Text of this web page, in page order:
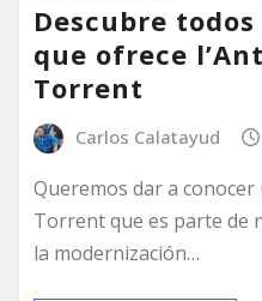
Descubre
que ofrece
Torrent
Carlos Calatayud
Queremos dar a
Torrent que es parte de
la modernización…